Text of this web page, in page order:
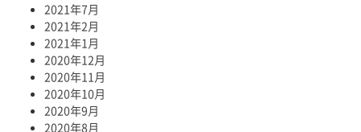
2021年7月
2021年2月
2021年1月
2020年12月
2020年11月
2020年10月
2020年9月
2020年8月